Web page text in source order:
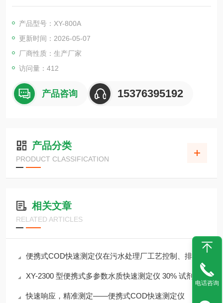
能系统，彩色液晶触摸屏，进口光源，进口检测传感器，内置高
单。
产品型号：XY-800A
更新时间：2026-05-07
厂商性质：生产厂家
访问量：412
产品咨询 15376395192
产品分类
PRODUCT CLASSIFICATION
相关文章
RELATED ARTICLES
便携式COD快速测定仪在污水处理厂工艺控制、排污口监测中的应用
XY-2300 型便携式多参数水质快速测定仪 30% 试剂节省 检测成本降
快速响应，精准测定——便携式COD快速测定仪
电话咨询